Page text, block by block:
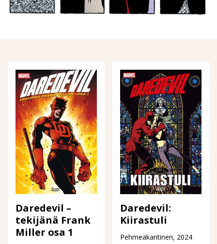
Daredevil –
tekijänä Frank
Miller osa 1
Daredevil:
Kiirastuli
Pehmeäkantinen, 2024